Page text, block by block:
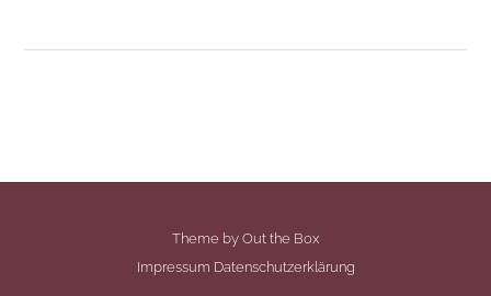
Theme by Out the Box
Impressum Datenschutzerklärung